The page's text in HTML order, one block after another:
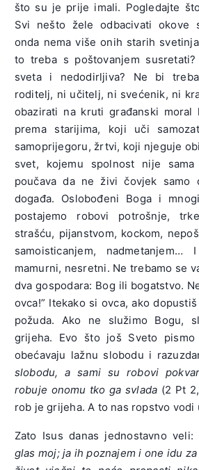
što su je prije imali. Pogledajte
Svi nešto žele odbacivati okove
onda nema više onih starih
to treba s poštovanjem
sveta i nedodirljiva? Ne bi
roditelj, ni učitelj, ni svećenik, ni
obazirati na kruti građanski moral
prema starijima, koji uči
samoprijegoru, žrtvi, koji njeguje
svet, kojemu spolnost nije
poučava da ne živi čovjek
događa. Oslobođeni Boga i
postajemo robovi potrošnje,
strašću, pijanstvom, kockom,
samoisticanjem, nadmetanjem…
mamurni, nesretni. Ne trebamo se
dva gospodara: Bog ili bogatstvo.
ovca!” Itekako si ovca, ako
požuda. Ako ne služimo Bogu,
grijeha. Evo što još Sveto
obećavaju lažnu slobodu i
slobodu, a sami su robovi
robuje onomu tko ga svlada (2 Pt
rob je grijeha. A to nas ropstvo vodi
Zato Isus danas jednostavno veli:
glas moj; ja ih poznajem i one idu